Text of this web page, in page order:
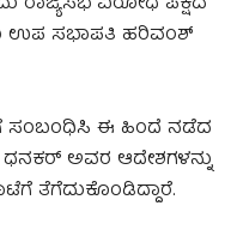
ಉಪ ಸಭಾಪತಿ ಹರಿವಂಶ್‌
ಸಂಬಂಧಿಸಿ ಈ ಹಿಂದೆ ನಡೆದ
ಅವರ ಆದೇಶಗಳನ್ನು
ತೆಗೆದುಕೊಂಡಿದ್ದಾರೆ.